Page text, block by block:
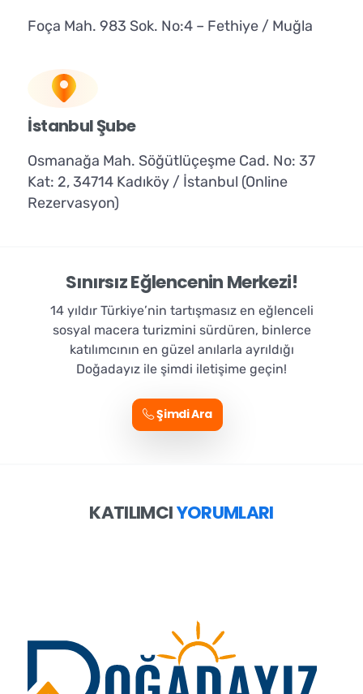
Foça Mah. 983 Sok. No:4 – Fethiye / Muğla
İstanbul Şube
Osmanağa Mah. Söğütlüçeşme Cad. No: 37
Kat: 2, 34714 Kadıköy / İstanbul (Online
Rezervasyon)
Sınırsız Eğlencenin Merkezi!
14 yıldır Türkiye’nin tartışmasız en eğlenceli
sosyal macera turizmini sürdüren, binlerce
katılımcının en güzel anılarla ayrıldığı
Doğadayız ile şimdi iletişime geçin!
Şimdi Ara
KATILIMCIYORUMLARI